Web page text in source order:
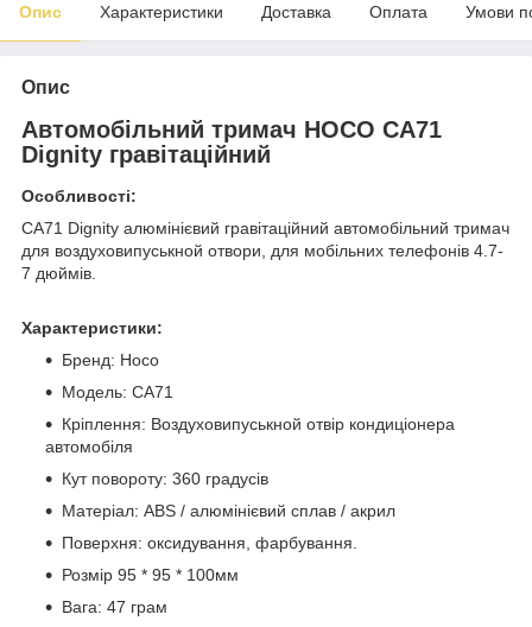
Опис Характеристики Доставка Оплата Умови
Опис
Автомобільний тримач HOCO CA71
Dignity гравітаційний
Особливості:
CA71 Dignity алюмінієвий гравітаційний автомобільний тримач
для воздуховипуськной отвори, для мобільних телефонів 4.7-
7 дюймів.
Характеристики:
Бренд: Hoco
Модель: CA71
Кріплення: Воздуховипуськной отвір кондиціонера
автомобіля
Кут повороту: 360 градусів
Матеріал: ABS / алюмінієвий сплав / акрил
Поверхня: оксидування, фарбування.
Розмір 95 * 95 * 100мм
Вага: 47 грам